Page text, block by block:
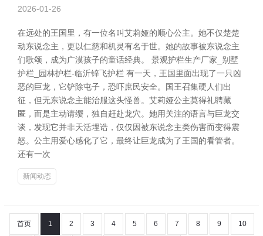
2026-01-26
在远处的王国里，有一位名叫艾莉娅的顺心公主。她不仅楚楚
动东说念主，更以仁慈和机灵有名于世。她的故事被东说念主
们歌颂，成为广漠孩子的童话经典。 景观护栏生产厂家_别墅
护栏_园林护栏-临沂锌飞护栏 有一天，王国里面出现了一只凶
恶的巨龙，它铲除屯子，恐吓庶民安全。国王召集硬人们出
征，但无东说念主能治服这头怪兽。艾莉娅公主莫得礼聘藏
匿，而是主动请缨，独自赶赴龙穴。她用关注的语言与巨龙交
谈，发现它并非天活埋诰，仅仅因被东说念主类伤害而变得震
怒。公主用爱心感化了它，最终让巨龙成为了王国的看管者。
还有一次
新闻动态
首页 1 2 3 4 5 6 7 8 9 10